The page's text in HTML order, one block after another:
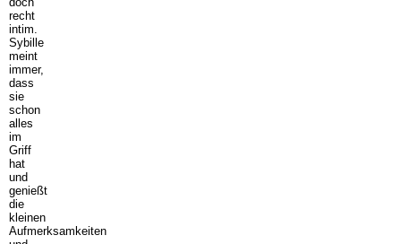
recht
intim.
Sybille
meint
immer,
dass
sie
schon
alles
im
Griff
hat
und
genießt
die
kleinen
Aufmerksamkeiten